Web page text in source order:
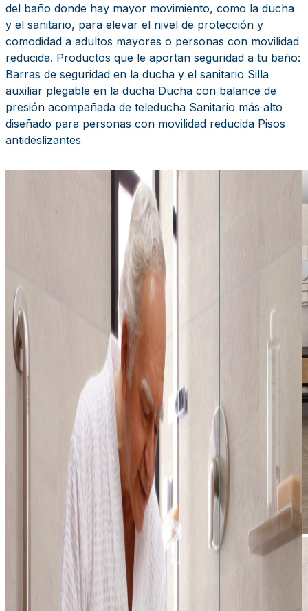
del baño donde hay mayor movimiento, como la ducha
y el sanitario, para elevar el nivel de protección y
comodidad a adultos mayores o personas con movilidad
reducida. Productos que le aportan seguridad a tu baño:
Barras de seguridad en la ducha y el sanitario Silla
auxiliar plegable en la ducha Ducha con balance de
presión acompañada de teleducha Sanitario más alto
diseñado para personas con movilidad reducida Pisos
antideslizantes